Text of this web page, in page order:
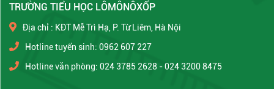
TRƯỜNG TIỂU HỌC LÔMÔNÔXỐP
Địa chỉ : KĐT Mễ Trì Hạ, P. Từ Liêm, Hà Nội
Hotline tuyển sinh: 0962 607 227
Hotline văn phòng: 024 3785 2628 - 024 3200 8475